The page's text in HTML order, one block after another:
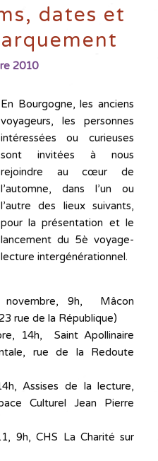
dates et
2010
En Bourgogne, les anciens
voyageurs, les personnes
intéressées ou curieuses
sont invitées à nous
rejoindre au cœur de
l’automne, dans l’un ou
l’autre des lieux suivants,
pour la présentation et le
lancement du 5è voyage-
lecture intergénérationnel.
9h, Mâcon
rue de la République)
14h, Saint Apollinaire
rue de la Redoute
Assises de la lecture,
Culturel Jean Pierre
9h, CHS La Charité sur